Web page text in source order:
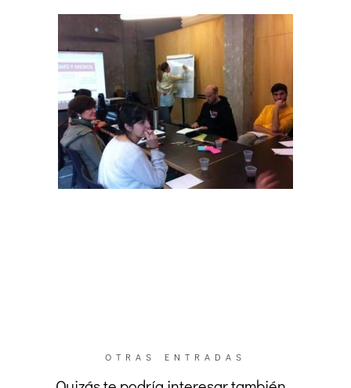
OTRAS ENTRADAS